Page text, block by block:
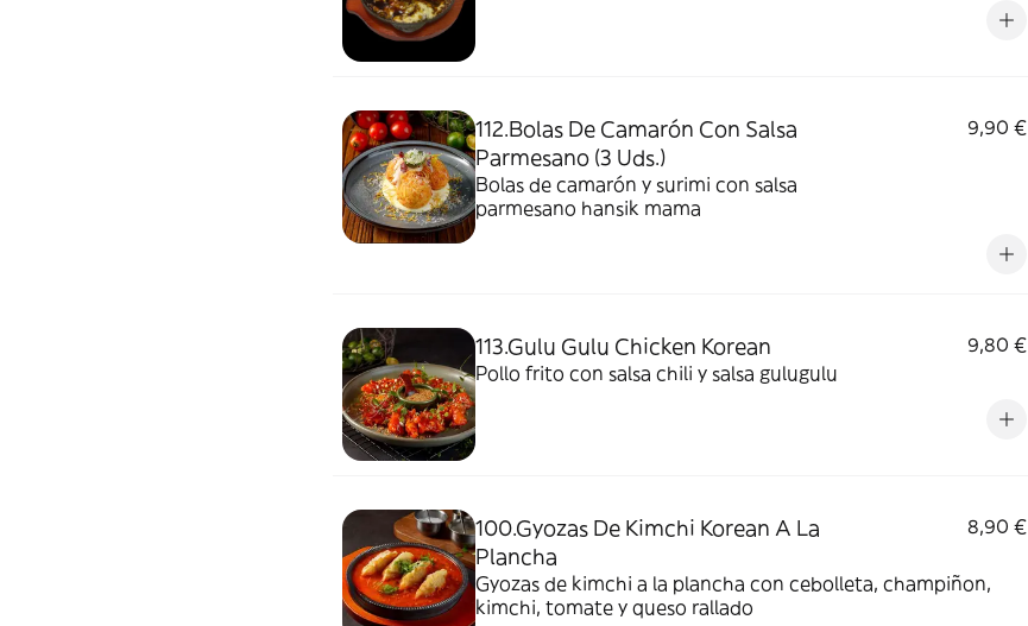
112.Bolas De Camarón Con Salsa
Parmesano (3 Uds.)
9,90 €
Bolas de camarón y surimi con salsa
parmesano hansik mama
113.Gulu Gulu Chicken Korean
9,80 €
Pollo frito con salsa chili y salsa gulugulu
100.Gyozas De Kimchi Korean A La
Plancha
8,90 €
Gyozas de kimchi a la plancha con cebolleta, champiñon,
kimchi, tomate y queso rallado